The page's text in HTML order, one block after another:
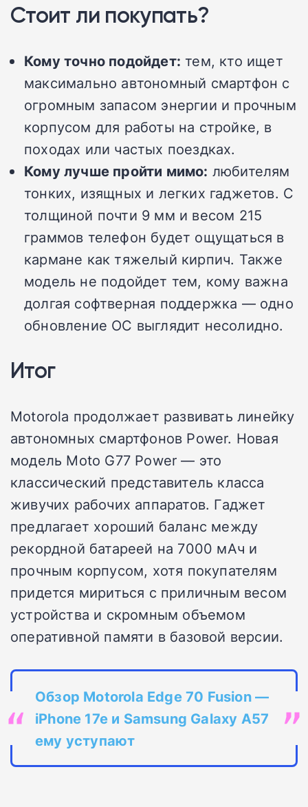
Стоит ли покупать?
Кому точно подойдет: тем, кто ищет
максимально автономный смартфон с
огромным запасом энергии и прочным
корпусом для работы на стройке, в
походах или частых поездках.
Кому лучше пройти мимо: любителям
тонких, изящных и легких гаджетов. С
толщиной почти 9 мм и весом 215
граммов телефон будет ощущаться в
кармане как тяжелый кирпич. Также
модель не подойдет тем, кому важна
долгая софтверная поддержка — одно
обновление ОС выглядит несолидно.
Итог
Motorola продолжает развивать линейку
автономных смартфонов Power. Новая
модель Moto G77 Power — это
классический представитель класса
живучих рабочих аппаратов. Гаджет
предлагает хороший баланс между
рекордной батареей на 7000 мАч и
прочным корпусом, хотя покупателям
придется мириться с приличным весом
устройства и скромным объемом
оперативной памяти в базовой версии.
Обзор Motorola Edge 70 Fusion —
iPhone 17e и Samsung Galaxy A57
ему уступают